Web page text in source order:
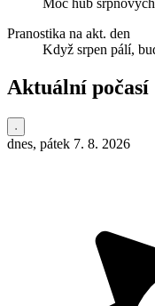
Pranostika na akt. den
Když srpen pálí,
Aktuální počasí
dnes, pátek 7. 8. 2026